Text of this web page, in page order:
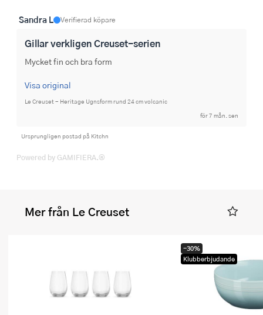
Sandra L Verifierad köpare
Gillar verkligen Creuset-serien
Mycket fin och bra form
Visa original
Le Creuset - Heritage Ugnsform rund 24 cm volcanic
för 7 mån. sen
Ursprungligen postad på Kitchn
Powered by GAMIFIERA.®
Mer från Le Creuset
-30%
Klubberbjudande